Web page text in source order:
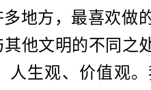
地方，最喜欢做
他文明的不同之
人生观、价值观